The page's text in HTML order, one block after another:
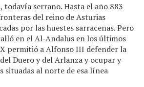
todavía serrano. Hasta el año 883
del reino de Asturias
por las huestes sarracenas. Pero
en el Al-Andalus en los últimos
permitió a Alfonso III defender la
Duero y del Arlanza y ocupar y
situadas al norte de esa línea